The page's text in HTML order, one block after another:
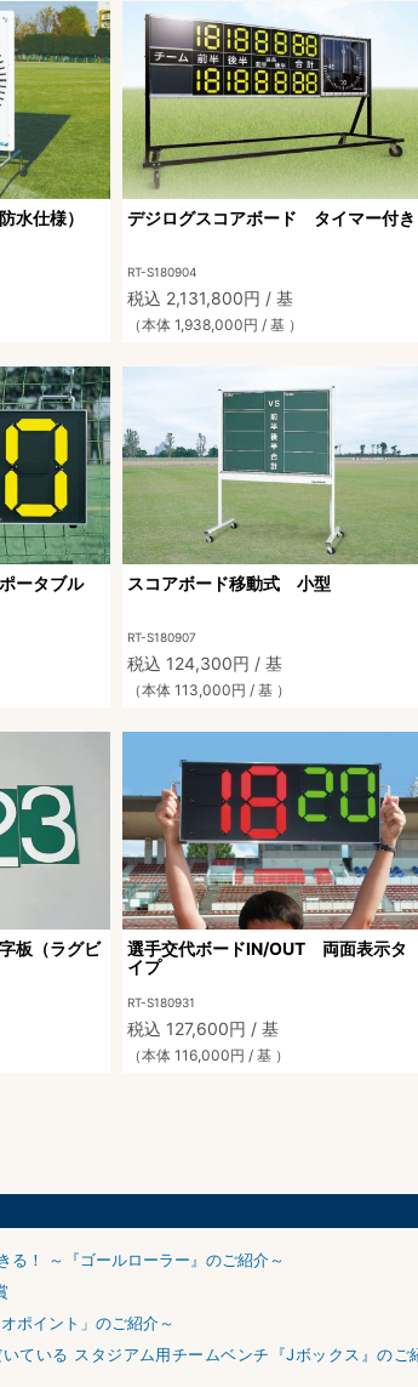
水仕様） デジログスコアボード タイマー付き
RT-S180904
税込 2,131,800円 / 基
（本体 1,938,000円 / 基 ）
ータブル スコアボード移動式 小型
RT-S180907
税込 124,300円 / 基
（本体 113,000円 / 基 ）
板（ラグビ
選手交代ボードIN/OUT 両面表示タ
イプ
RT-S180931
税込 127,600円 / 基
（本体 116,000円 / 基 ）
る！ ～『ゴールローラー』のご紹介～
ポイント」のご紹介～
ている スタジアム用チームベンチ『Jボックス』のご